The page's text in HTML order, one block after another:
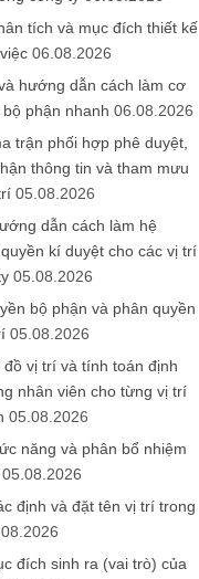
tích và mục đích thiết kế
06.08.2026
hướng dẫn cách làm cơ
phận nhanh 06.08.2026
trận phối hợp phê duyệt,
thông tin và tham mưu
05.08.2026
dẫn cách làm hệ
kí duyệt cho các vị trí
05.08.2026
bộ phận và phân quyền
05.08.2026
đồ vị trí và tính toán định
nhân viên cho từng vị trí
05.08.2026
năng và phân bổ nhiệm
05.08.2026
định và đặt tên vị trí trong
đích sinh ra (vai trò) của